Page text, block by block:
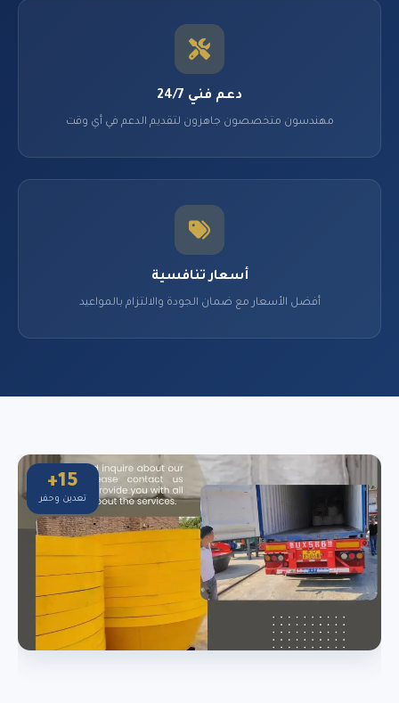
دعم فني 24/7
مهندسون متخصصون جاهزون لتقديم الدعم في أي وقت
أسعار تنافسية
أفضل الأسعار مع ضمان الجودة والالتزام بالمواعيد
15+
تعدين وحفر